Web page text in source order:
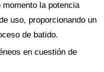
la potencia
uso, proporcionando un
de batido.
en cuestión de